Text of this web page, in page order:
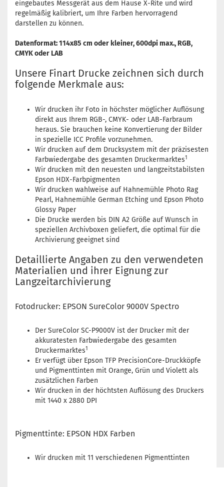
eingebautes Messgerät aus dem Hause X-Rite und wird
regelmäßig kalibriert, um Ihre Farben hervorragend
darstellen zu können.
Datenformat: 114x85 cm oder kleiner, 600dpi max., RGB,
CMYK oder LAB
Unsere Finart Drucke zeichnen sich durch
folgende Merkmale aus:
Wir drucken ihr Foto in höchster möglicher Auflösung
direkt aus Ihrem RGB-, CMYK- oder LAB-Farbraum
heraus. Sie brauchen keine Konvertierung der Bilder
in spezielle ICC Profile vorzunehmen.
Wir drucken auf dem Drucksystem mit der präzisesten
Farbwiedergabe des gesamten Druckermarktes1
Wir drucken mit den neuesten und langzeitstabilsten
Epson HDX-Farbpigmenten
Wir drucken wahlweise auf Hahnemühle Photo Rag
Pearl, Hahnemühle German Etching und Epson Photo
Glossy Paper
Die Drucke werden bis DIN A2 Größe auf Wunsch in
speziellen Archivboxen geliefert, die optimal für die
Archivierung geeignet sind
Detaillierte Angaben zu den verwendeten
Materialien und ihrer Eignung zur
Langzeitarchivierung
Fotodrucker: EPSON SureColor 9000V Spectro
Der SureColor SC-P9000V ist der Drucker mit der
akkuratesten Farbwiedergabe des gesamten
Druckermarktes1
Er verfügt über Epson TFP PrecisionCore-Druckköpfe
und Pigmenttinten mit Orange, Grün und Violett als
zusätzlichen Farben
Wir drucken in der höchtsten Auflösung des Druckers
mit 1440 x 2880 DPI
Pigmenttinte: EPSON HDX Farben
Wir drucken mit 11 verschiedenen Pigmenttinten